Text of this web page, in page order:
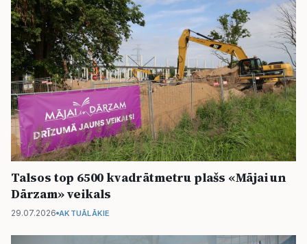
Talsos top 6500 kvadrātmetru plašs «Mājai un
Dārzam» veikals
29.07.2026 AKTUĀLĀKIE